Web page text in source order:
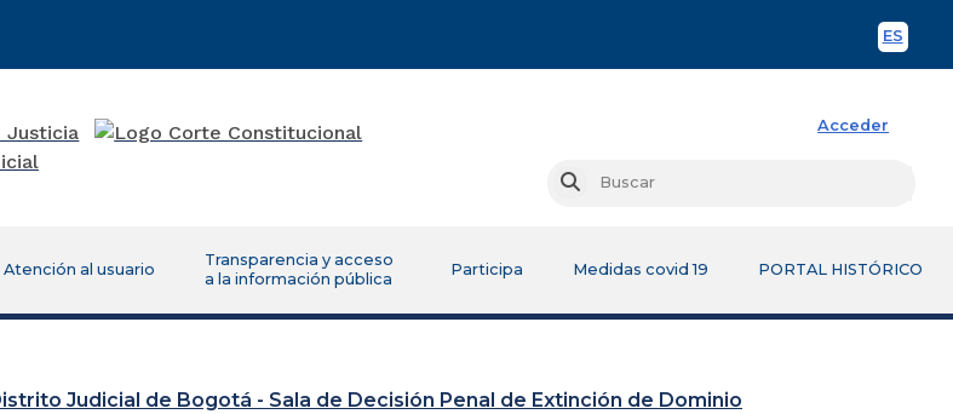
ES
Acceder
Buscar
Atención al usuario
Transparencia y acceso
a la información pública
Participa Medidas covid 19 PORTAL HISTÓRICO
Judicial de Bogotá - Sala de Decisión Penal de Extinción de Dominio